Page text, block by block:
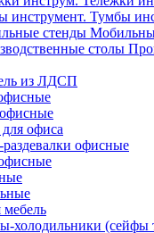
Тумбы
из ЛДСП
офиса
офисные